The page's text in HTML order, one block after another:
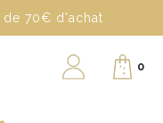
70€ d'achat
0